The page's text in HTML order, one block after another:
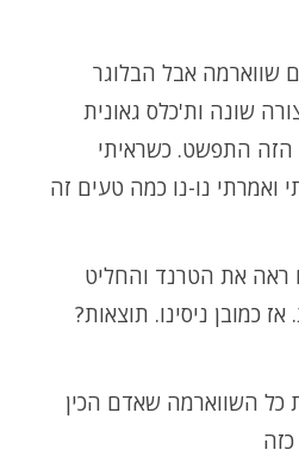
שווארמה אבל הבלוגר
שונה ות'כלס גאונית
הזה התפשט. כשראיתי
ואמרתי נו-נו כמה טעים זה
ראה את הטרנד והחליט
כמובן ניסינו. תוצאות?
השווארמה שאדם הכין